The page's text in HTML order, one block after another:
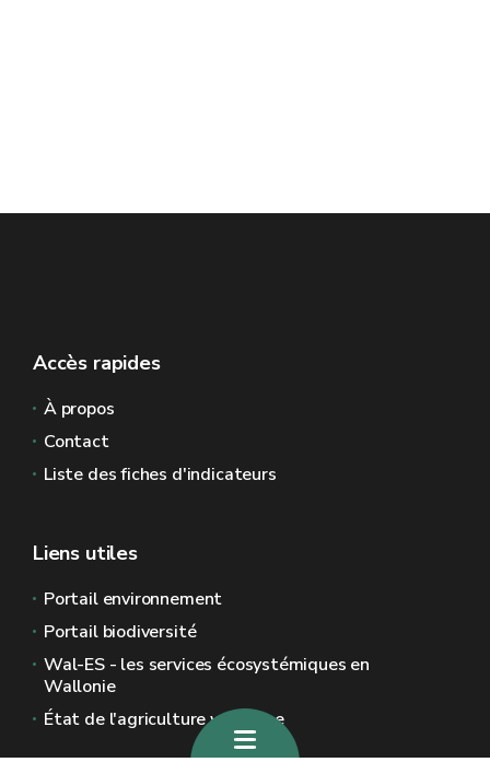
Accès rapides
À propos
Contact
Liste des fiches d'indicateurs
Liens utiles
Portail environnement
Portail biodiversité
Wal-ES - les services écosystémiques en
Wallonie
État de l'agriculture wallonne